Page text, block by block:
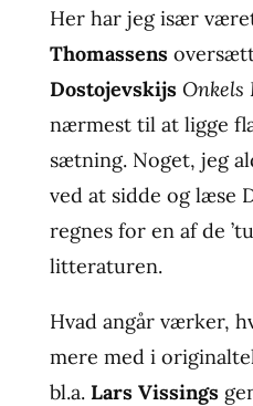
Her har jeg især
Thomassens
Dostojevskijs Onkels
nærmest til at ligge
sætning. Noget, jeg
ved at sidde og læse
regnes for en af de
litteraturen.
Hvad angår værker,
mere med i
bl.a. Lars Vissings